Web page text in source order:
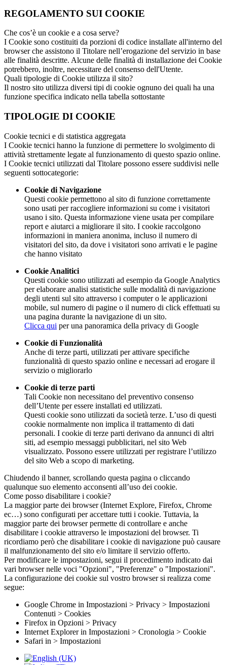
REGOLAMENTO SUI COOKIE
Che cos’è un cookie e a cosa serve?
I Cookie sono costituiti da porzioni di codice installate all'interno del
browser che assistono il Titolare nell’erogazione del servizio in base
alle finalità descritte. Alcune delle finalità di installazione dei Cookie
potrebbero, inoltre, necessitare del consenso dell'Utente.
Quali tipologie di Cookie utilizza il sito?
Il nostro sito utilizza diversi tipi di cookie ognuno dei quali ha una
funzione specifica indicato nella tabella sottostante
TIPOLOGIE DI COOKIE
Cookie tecnici e di statistica aggregata
I Cookie tecnici hanno la funzione di permettere lo svolgimento di
attività strettamente legate al funzionamento di questo spazio online.
I Cookie tecnici utilizzati dal Titolare possono essere suddivisi nelle
seguenti sottocategorie:
Cookie di Navigazione
Questi cookie permettono al sito di funzione correttamente
sono usati per raccogliere informazioni su come i visitatori
usano i sito. Questa informazione viene usata per compilare
report e aiutarci a migliorare il sito. I cookie raccolgono
informazioni in maniera anonima, incluso il numero di
visitatori del sito, da dove i visitatori sono arrivati e le pagine
che hanno visitato
Cookie Analitici
Questi cookie sono utilizzati ad esempio da Google Analytics
per elaborare analisi statistiche sulle modalità di navigazione
degli utenti sul sito attraverso i computer o le applicazioni
mobile, sul numero di pagine o il numero di click effettuati su
una pagina durante la navigazione di un sito.
Clicca qui per una panoramica della privacy di Google
Cookie di Funzionalità
Anche di terze parti, utilizzati per attivare specifiche
funzionalità di questo spazio online e necessari ad erogare il
servizio o migliorarlo
Cookie di terze parti
Tali Cookie non necessitano del preventivo consenso
dell’Utente per essere installati ed utilizzati.
Questi cookie sono utilizzati da società terze. L’uso di questi
cookie normalmente non implica il trattamento di dati
personali. I cookie di terze parti derivano da annunci di altri
siti, ad esempio messaggi pubblicitari, nel sito Web
visualizzato. Possono essere utilizzati per registrare l’utilizzo
del sito Web a scopo di marketing.
Chiudendo il banner, scrollando questa pagina o cliccando
qualunque suo elemento acconsenti all’uso dei cookie.
Come posso disabilitare i cookie?
La maggior parte dei browser (Internet Explore, Firefox, Chrome
ec…) sono configurati per accettare tutti i cookie. Tuttavia, la
maggior parte dei browser permette di controllare e anche
disabilitare i cookie attraverso le impostazioni del browser. Ti
ricordiamo però che disabilitare i cookie di navigazione può causare
il malfunzionamento del sito e/o limitare il servizio offerto.
Per modificare le impostazioni, segui il procedimento indicato dai
vari browser nelle voci "Opzioni", "Preferenze" o "Impostazioni".
La configurazione dei cookie sul vostro browser si realizza come
segue:
Google Chrome in Impostazioni > Privacy > Impostazioni
Contenuti > Cookies
Firefox in Opzioni > Privacy
Internet Explorer in Impostazioni > Cronologia > Cookie
Safari in > Impostazioni